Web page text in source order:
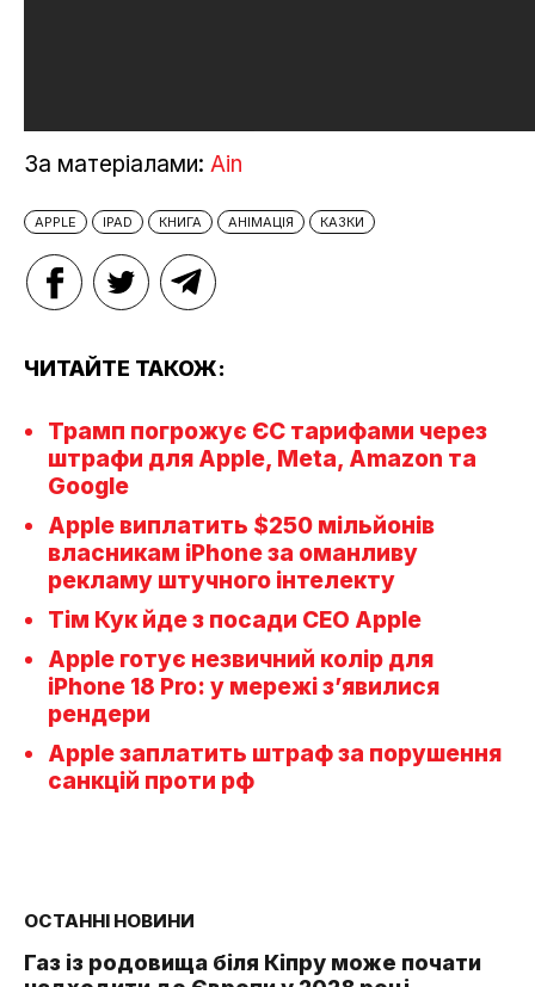
За матеріалами: Аin
APPLE IPAD КНИГА АНІМАЦІЯ КАЗКИ
ЧИТАЙТЕ ТАКОЖ:
Трамп погрожує ЄС тарифами через
штрафи для Apple, Meta, Amazon та
Google
Apple виплатить $250 мільйонів
власникам iPhone за оманливу
рекламу штучного інтелекту
Тім Кук йде з посади CEO Apple
Apple готує незвичний колір для
iPhone 18 Pro: у мережі з’явилися
рендери
Apple заплатить штраф за порушення
санкцій проти рф
ОСТАННІ НОВИНИ
Газ із родовища біля Кіпру може почати